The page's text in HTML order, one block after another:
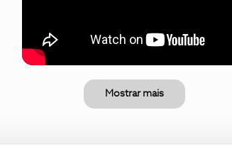
Mostrar mais